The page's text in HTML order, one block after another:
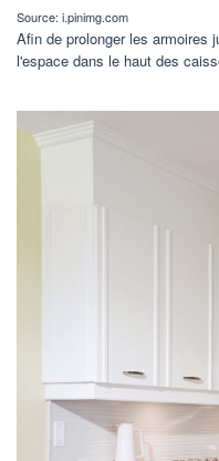
Source: i.pinimg.com
Afin de prolonger les armoires
l'espace dans le haut des